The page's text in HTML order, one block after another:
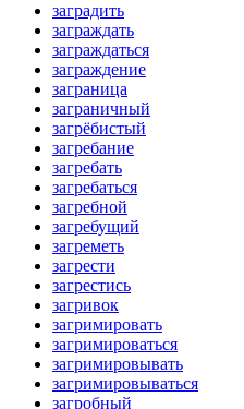
заградить
заграждать
заграждаться
заграждение
заграница
заграничный
загрёбистый
загребание
загребать
загребаться
загребной
загребущий
загреметь
загрести
загрестись
загривок
загримировать
загримироваться
загримировывать
загримировываться
загробный